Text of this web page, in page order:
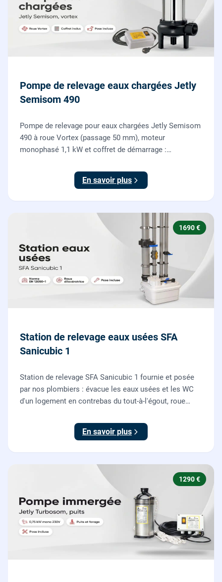
Pompe de relevage eaux chargées Jetly
Semisom 490
Pompe de relevage pour eaux chargées Jetly Semisom
490 à roue Vortex (passage 50 mm), moteur
monophasé 1,1 kW et coffret de démarrage :
fournie et posée par nos plombiers.
En savoir plus
1690 €
Station de relevage eaux usées SFA
Sanicubic 1
Station de relevage SFA Sanicubic 1 fournie et posée
par nos plombiers : évacue les eaux usées et les WC
d'un logement en contrebas du tout-à-l'égout, roue
En savoir plus
1290 €